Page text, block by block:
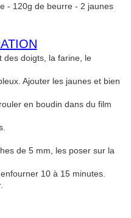
- 120g de beurre - 2 jaunes
des doigts, la farine, le
Ajouter les jaunes et bien
en boudin dans du film
de 5 mm, les poser sur la
10 à 15 minutes.